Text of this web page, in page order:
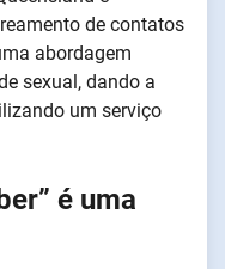
de contatos
abordagem
sexual, dando a
um serviço
é uma